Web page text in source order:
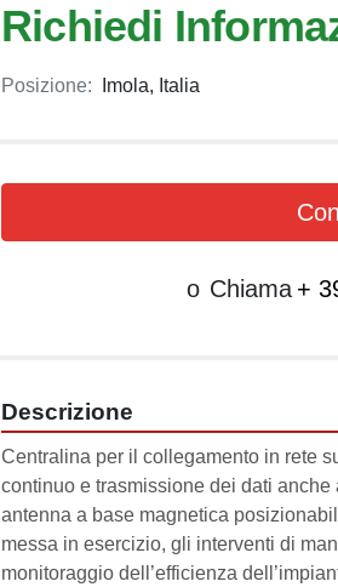
Richiedi
Posizione: Imola, Italia
o Chiama +
Descrizione
Centralina per il collegamento in rete
continuo e trasmissione dei dati
antenna a base magnetica
messa in esercizio, gli interventi di
monitoraggio dell’efficienza